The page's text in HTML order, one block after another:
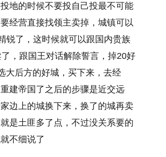
地的时候不要投自己投最不可能
经营直接找领主卖掉，城镇可以
锐了，这时候就可以跟国内贵族
，跟国王对话解除誓言，掉20好
大后方的好城，买下来，去经
建帝国了之后的步骤是近交远
边上的城换下来，换了的城再卖
是土匪多了点，不过没关系要的
不细说了